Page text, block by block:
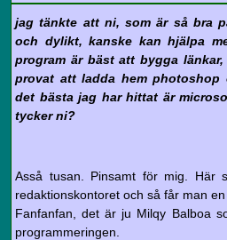
jag tänkte att ni, som är så bra
och dylikt, kanske kan hjälpa
program är bäst att bygga
provat att ladda hem photoshop
det bästa jag har hittat är
tycker ni?
Asså tusan. Pinsamt för mig. Här
redaktionskontoret och så får man en
Fanfanfan, det är ju Milqy Balboa
programmeringen.